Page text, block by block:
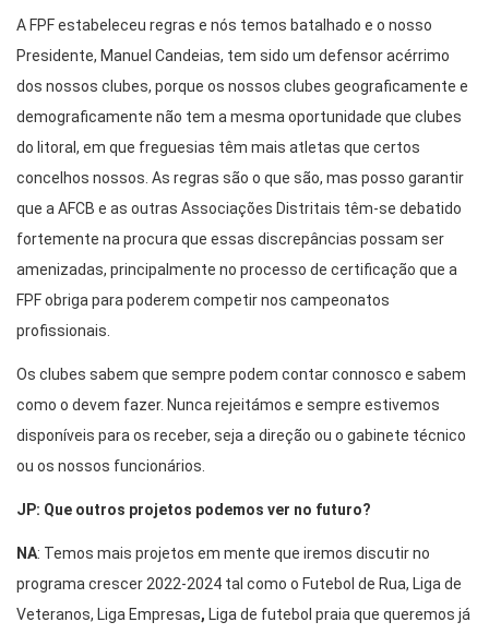
A FPF estabeleceu regras e nós temos batalhado e o nosso
Presidente, Manuel Candeias, tem sido um defensor acérrimo
dos nossos clubes, porque os nossos clubes geograficamente e
demograficamente não tem a mesma oportunidade que clubes
do litoral, em que freguesias têm mais atletas que certos
concelhos nossos. As regras são o que são, mas posso garantir
que a AFCB e as outras Associações Distritais têm-se debatido
fortemente na procura que essas discrepâncias possam ser
amenizadas, principalmente no processo de certificação que a
FPF obriga para poderem competir nos campeonatos
profissionais.
Os clubes sabem que sempre podem contar connosco e sabem
como o devem fazer. Nunca rejeitámos e sempre estivemos
disponíveis para os receber, seja a direção ou o gabinete técnico
ou os nossos funcionários.
JP: Que outros projetos podemos ver no futuro?
NA: Temos mais projetos em mente que iremos discutir no
programa crescer 2022-2024 tal como o Futebol de Rua, Liga de
Veteranos, Liga Empresas, Liga de futebol praia que queremos já